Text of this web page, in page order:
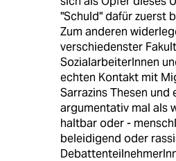
"Schuld" dafür zuerst
Zum anderen
verschiedenster
SozialarbeiterInnen
echten Kontakt mit
Sarrazins Thesen und
argumentativ mal als
haltbar oder -
beleidigend oder